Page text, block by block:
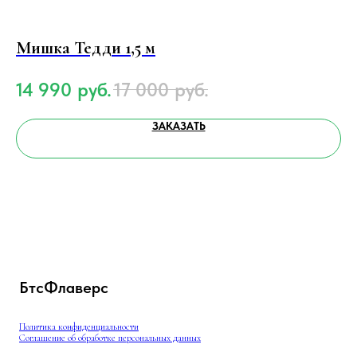
Мишка Тедди 1,5 м
14 990 руб.17 000 руб.
ЗАКАЗАТЬ
БтсФлаверс
Политика конфиденциальности
Соглашение об обработке персональных данных